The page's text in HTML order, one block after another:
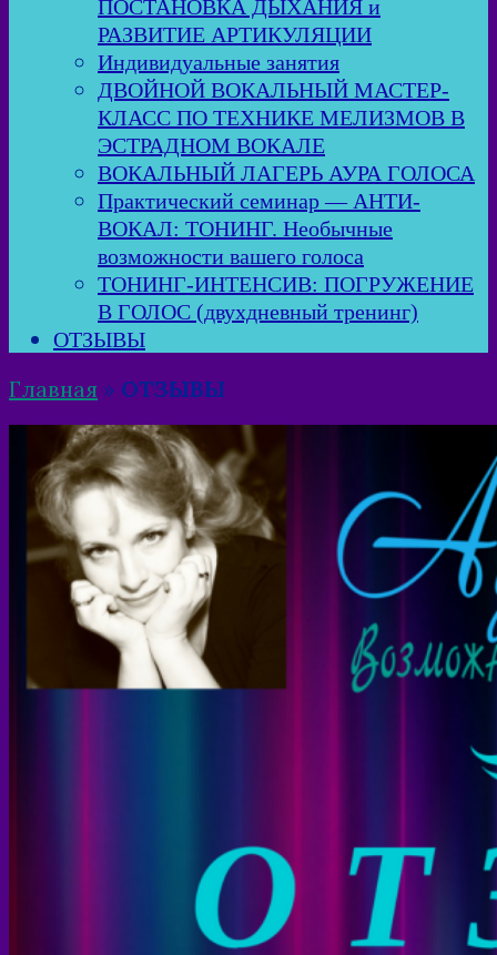
ПОСТАНОВКА ДЫХАНИЯ и
РАЗВИТИЕ АРТИКУЛЯЦИИ
Индивидуальные занятия
ДВОЙНОЙ ВОКАЛЬНЫЙ МАСТЕР-
КЛАСС ПО ТЕХНИКЕ МЕЛИЗМОВ В
ЭСТРАДНОМ ВОКАЛЕ
ВОКАЛЬНЫЙ ЛАГЕРЬ АУРА ГОЛОСА
Практический семинар — АНТИ-
ВОКАЛ: ТОНИНГ. Необычные
возможности вашего голоса
ТОНИНГ-ИНТЕНСИВ: ПОГРУЖЕНИЕ
В ГОЛОС (двухдневный тренинг)
ОТЗЫВЫ
Главная » ОТЗЫВЫ